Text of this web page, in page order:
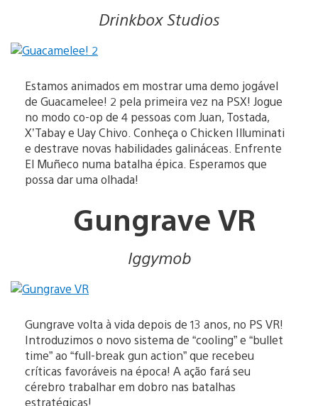
Drinkbox Studios
Estamos animados em mostrar uma demo jogável
de Guacamelee! 2 pela primeira vez na PSX! Jogue
no modo co-op de 4 pessoas com Juan, Tostada,
X’Tabay e Uay Chivo. Conheça o Chicken Illuminati
e destrave novas habilidades galináceas. Enfrente
El Muñeco numa batalha épica. Esperamos que
possa dar uma olhada!
Gungrave VR
Iggymob
Gungrave volta à vida depois de 13 anos, no PS VR!
Introduzimos o novo sistema de “cooling” e “bullet
time” ao “full-break gun action” que recebeu
críticas favoráveis na época! A ação fará seu
cérebro trabalhar em dobro nas batalhas
estratégicas!